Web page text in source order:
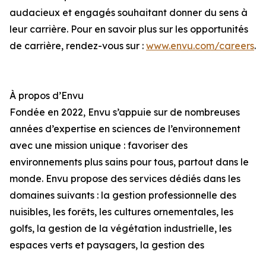
audacieux et engagés souhaitant donner du sens à
leur carrière. Pour en savoir plus sur les opportunités
de carrière, rendez-vous sur : www.envu.com/careers.
À propos d’Envu
Fondée en 2022, Envu s’appuie sur de nombreuses
années d’expertise en sciences de l’environnement
avec une mission unique : favoriser des
environnements plus sains pour tous, partout dans le
monde. Envu propose des services dédiés dans les
domaines suivants : la gestion professionnelle des
nuisibles, les forêts, les cultures ornementales, les
golfs, la gestion de la végétation industrielle, les
espaces verts et paysagers, la gestion des